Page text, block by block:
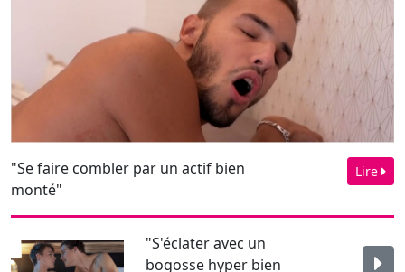
"Se faire combler par un actif bien
monté"
Lire
"S'éclater avec un
bogosse hyper bien